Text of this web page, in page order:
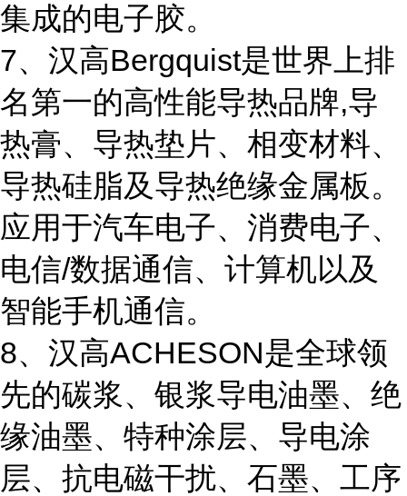
集成的电子胶。
7、汉高Bergquist是世界上排
名第一的高性能导热品牌,导
热膏、导热垫片、相变材料、
导热硅脂及导热绝缘金属板。
应用于汽车电子、消费电子、
电信/数据通信、计算机以及
智能手机通信。
8、汉高ACHESON是全球领
先的碳浆、银浆导电油墨、绝
缘油墨、特种涂层、导电涂
层、抗电磁干扰、石墨、工序